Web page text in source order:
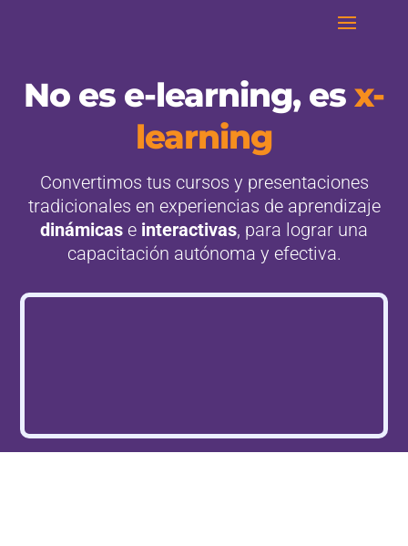
No es e-learning, es x-
learning
Convertimos tus cursos y presentaciones
tradicionales en experiencias de aprendizaje
dinámicas e interactivas, para lograr una
capacitación autónoma y efectiva.